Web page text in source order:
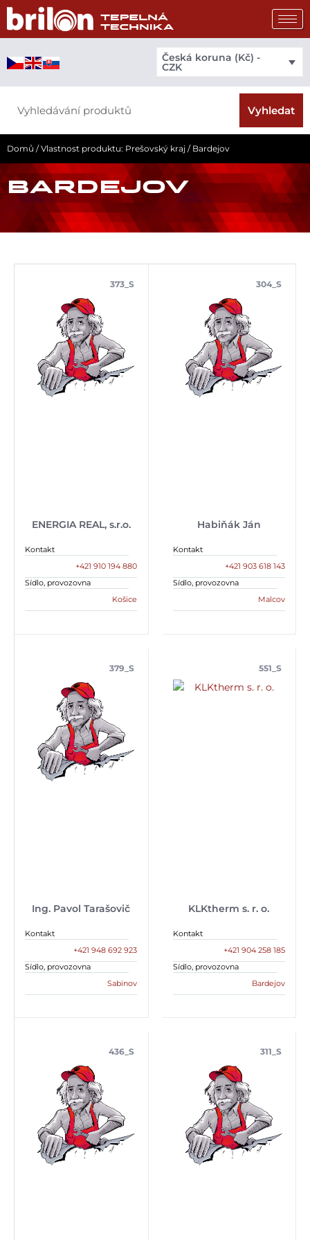
Přeskočit
obsah
Česká koruna (Kč) -
CZK
Vyhledat
Domů / Vlastnost produktu: Prešovský kraj / Bardejov
BARDEJOV
ENERGIA REAL, s.r.o.
373_S
Kontakt
+421 910 194 880
Sídlo, provozovna
Košice
Habiňák Ján
304_S
Kontakt
+421 903 618 143
Sídlo, provozovna
Malcov
Ing. Pavol Tarašovič
379_S
Kontakt
+421 948 692 923
Sídlo, provozovna
Sabinov
KLKtherm s. r. o.
551_S
Kontakt
+421 904 258 185
Sídlo, provozovna
Bardejov
436_S 311_S